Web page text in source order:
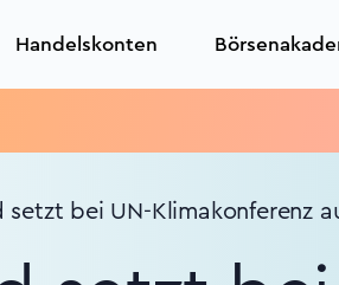
Handelskonten
setzt bei UN-Klimakonferenz